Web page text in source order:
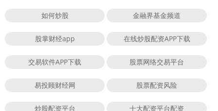
如何炒股 金融界基金频道
股掌财经app 在线炒股配资APP下载
交易软件APP下载 股票网络交易平台
易投顾财经网 股票配资风险
炒股配资平台 十大配资平台配资